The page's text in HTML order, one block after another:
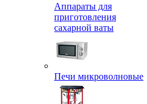
Аппараты для
приготовления
сахарной ваты
Печи микроволновые